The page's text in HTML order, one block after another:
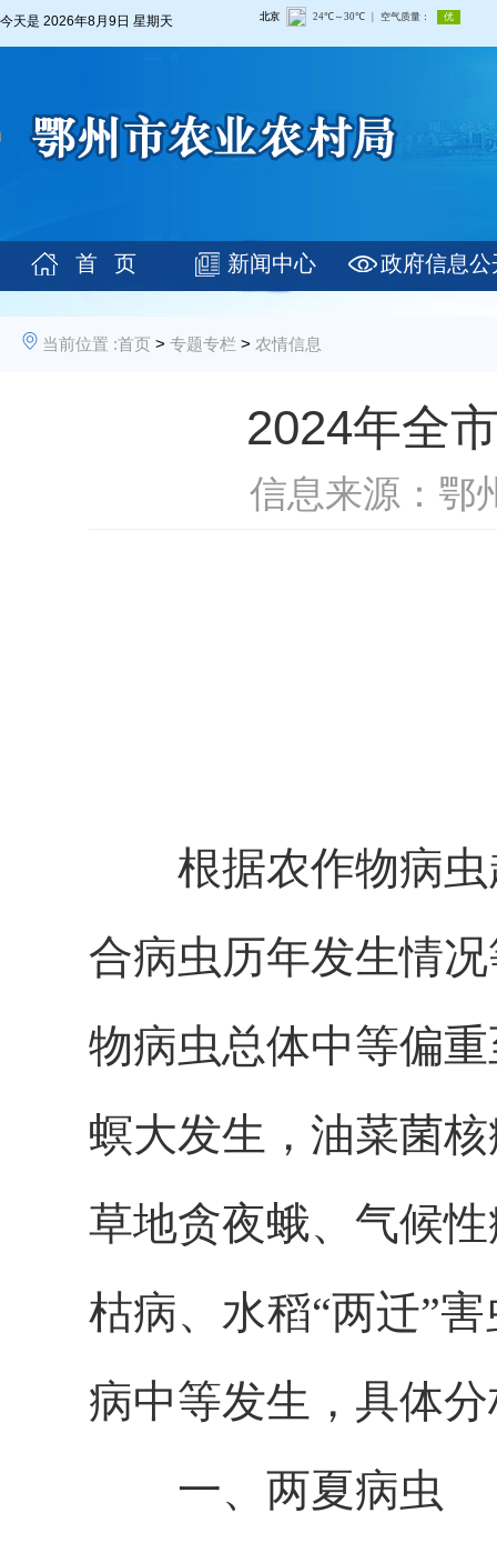
今天是 2026年8月9日 星期天
首 页 新闻中心 政府信息公
当前位置 :首页 > 专题专栏 > 农情信息
2024年全
信息来源：鄂
根据农作物病
合病虫历年发生情
物病虫总体中等偏重
螟大发生， 油菜菌
草地贪夜蛾、 气候
枯病、水稻“两迁”
病中等发生， 具体
一、两夏病虫